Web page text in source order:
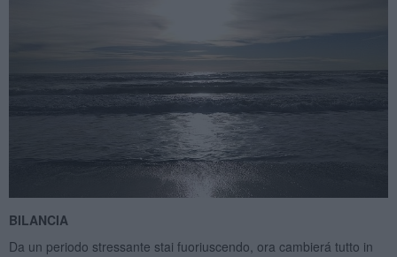
BILANCIA
Da un periodo stressante stai fuoriuscendo, ora cambierá tutto in